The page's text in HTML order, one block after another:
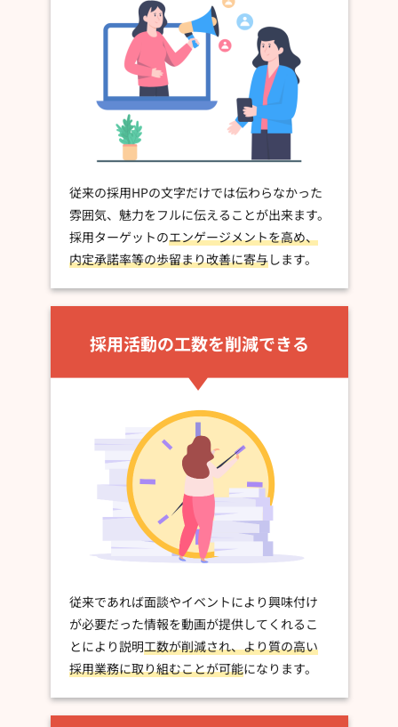
従来の採用HPの文字だけでは伝わらなかった
雰囲気、魅力をフルに伝えることが出来ます。
採用ターゲットのエンゲージメントを高め、
内定承諾率等の歩留まり改善に寄与します。
採用活動の工数を削減できる
従来であれば面談やイベントにより興味付け
が必要だった情報を動画が提供してくれるこ
とにより説明工数が削減され、より質の高い
採用業務に取り組むことが可能になります。